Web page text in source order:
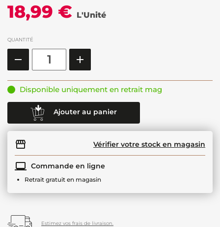
18,99 € L'Unité
QUANTITÉ
Disponible uniquement en retrait mag
Ajouter au panier
Vérifier votre stock en magasin
Commande en ligne
Retrait gratuit en magasin
Estimez vos frais de livraison.